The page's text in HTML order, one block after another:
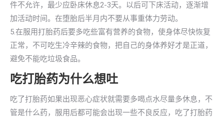
件不允许，最少应卧床休息2-3天。以后可下床活动，逐渐增
加活动时间。在堕胎后半月内不要从事重体力劳动。
5.在服用打胎药后要多吃些富有营养的食物，使身体尽快恢复
正常，不可吃生冷辛辣的食物，把自己的身体养好才是正道，
避免不能吃垃圾食品。
吃打胎药为什么想吐
吃了打胎药如果出现恶心症状就需要多喝点水尽量多休息，不
管是什么药，服用后都可能会出现一些不良反应，吃了打胎药